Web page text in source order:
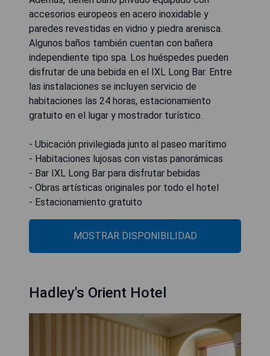
accesorios europeos en acero inoxidable y
paredes revestidas en vidrio y piedra arenisca.
Algunos baños también cuentan con bañera
independiente tipo spa. Los huéspedes pueden
disfrutar de una bebida en el IXL Long Bar. Entre
las instalaciones se incluyen servicio de
habitaciones las 24 horas, estacionamiento
gratuito en el lugar y mostrador turístico.
- Ubicación privilegiada junto al paseo marítimo
- Habitaciones lujosas con vistas panorámicas
- Bar IXL Long Bar para disfrutar bebidas
- Obras artísticas originales por todo el hotel
- Estacionamiento gratuito
MOSTRAR DISPONIBILIDAD
Hadley's Orient Hotel